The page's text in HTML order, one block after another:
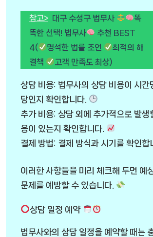
참고> 대구 수성구 법무사
똑
똑한 선택! 법무사
추천 BEST
4(
명석한 법률 조언
최적의 해
결책
고객 만족도 최상)
상담 비용: 법무사의 상담 비용이 시간
당인지 확인합니다.
추가 비용: 상담 외에 추가적으로 발생
용이 있는지 확인합니다.
결제 방법: 결제 방식과 시기를 확인합
이러한 사항들을 미리 체크해 두면 예
문제를 예방할 수 있습니다.
상담 일정 예약
법무사와의 상담 일정을 예약할 때는